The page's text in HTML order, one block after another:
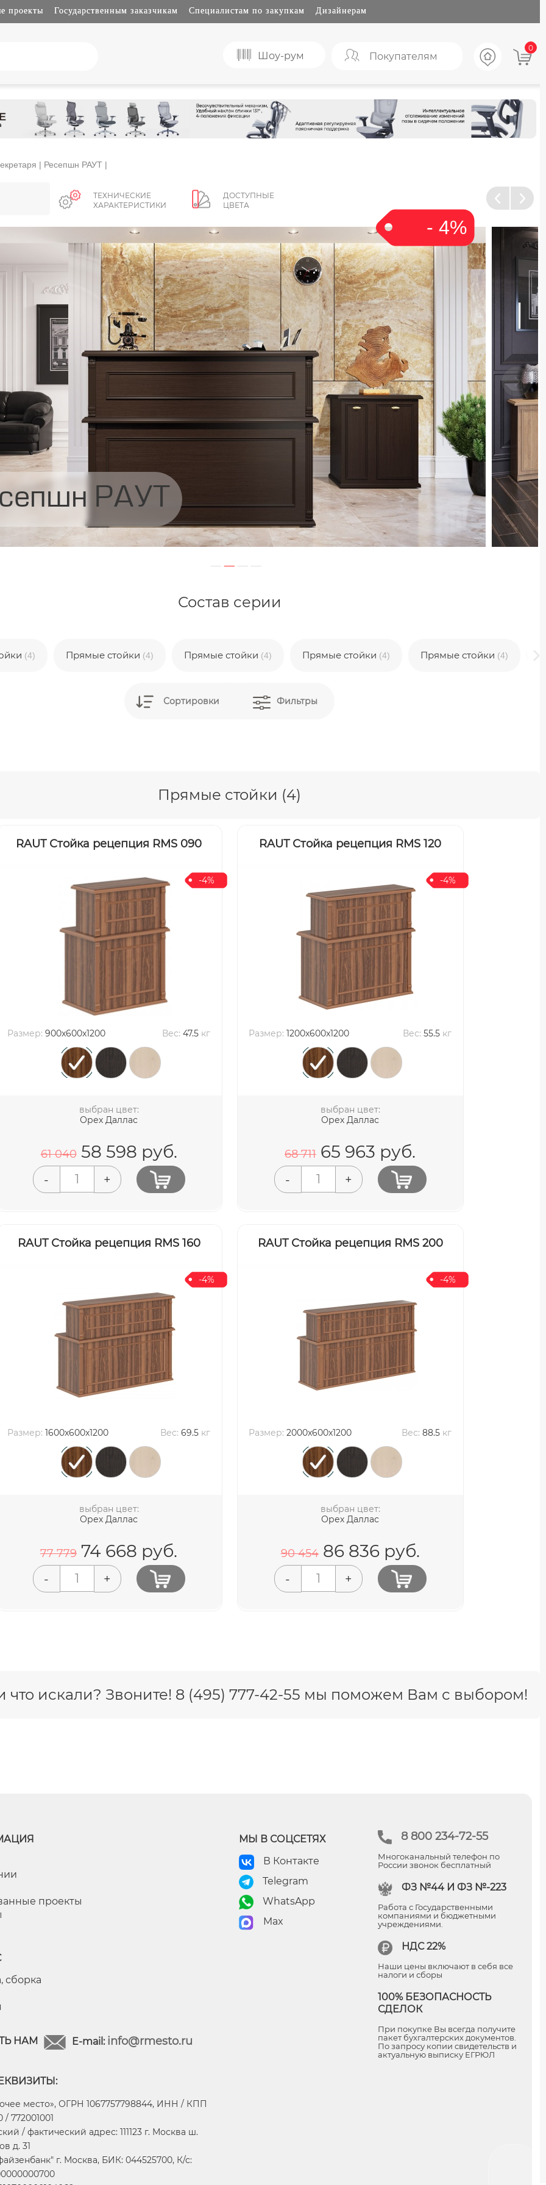
проекты Государственным заказчикам Специалистам по закупкам Дизайнерам
0
Покупателям
Шоу-рум
| Ресепшн РАУТ |
ТЕХНИЧЕСКИЕ
ХАРАКТЕРИСТИКИ
ДОСТУПНЫЕ
ЦВЕТА
РАУТ
- 4%
Состав серии
(4) Прямые стойки (4) Прямые стойки (4) Прямые стойки (4) Прямые стойки (4)
Сортировки Фильтры
Прямые стойки (4)
RAUT Стойка рецепция RMS 090
-4%
Размер: 900x600x1200 Вес: 47.5 кг
выбран цвет:
Орех Даллас
61 040 58 598 руб.
- +
RAUT Стойка рецепция RMS 120
-4%
Размер: 1200x600x1200 Вес: 55.5 кг
выбран цвет:
Орех Даллас
68 711 65 963 руб.
- +
RAUT Стойка рецепция RMS 160
-4%
Размер: 1600x600x1200 Вес: 69.5 кг
выбран цвет:
Орех Даллас
77 779 74 668 руб.
- +
RAUT Стойка рецепция RMS 200
-4%
Размер: 2000x600x1200 Вес: 88.5 кг
выбран цвет:
Орех Даллас
90 454 86 836руб.
- +
что искали? Звоните! 8 (495) 777-42-55 мы поможем Вам с выбором!
проекты
сборка
НАМ E-mail: info@rmesto.ru
место», ОГРН 1067757798844, ИНН / КПП
/ 772001001
/ фактический адрес: 111123 г. Москва ш.
д. 31
г. Москва, БИК: 044525700, К/с:
8 800 234-72-55
Многоканальный телефон по
России звонок бесплатный
ФЗ №44 И ФЗ №-223
Работа с Государственными
компаниями и бюджетными
учреждениями.
НДС 22%
Наши цены включают в себя все
налоги и сборы
100% БЕЗОПАСНОСТЬ
СДЕЛОК
При покупке Вы всегда получите
пакет бухгалтерских документов.
По запросу копии свидетельств и
актуальную выписку ЕГРЮЛ
МЫ В СОЦСЕТЯХ
В Контакте
Telegram
WhatsApp
Max